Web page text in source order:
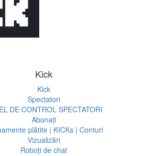
Kick
Kick
Spectatori
DE CONTROL SPECTATORI
Abonați
plătite | KICKs | Conturi
Vizualizări
Roboți de chat